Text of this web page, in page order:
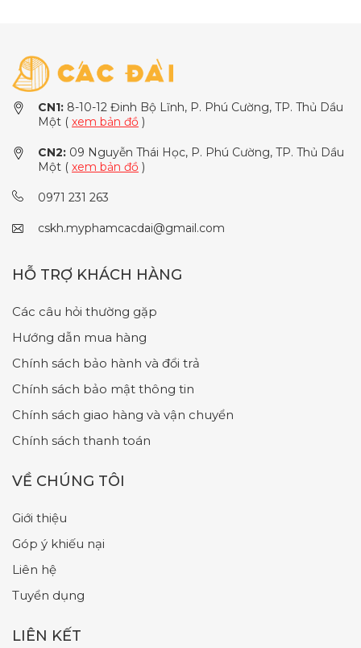
CN1: 8-10-12 Đinh Bộ Lĩnh, P. Phú Cường, TP. Thủ Dầu
Một ( xem bản đồ )
CN2: 09 Nguyễn Thái Học, P. Phú Cường, TP. Thủ Dầu
Một ( xem bản đồ )
0971 231 263
cskh.myphamcacdai@gmail.com
HỖ TRỢ KHÁCH HÀNG
Các câu hỏi thường gặp
Hướng dẫn mua hàng
Chính sách bảo hành và đổi trả
Chính sách bảo mật thông tin
Chính sách giao hàng và vận chuyển
Chính sách thanh toán
VỀ CHÚNG TÔI
Giới thiệu
Góp ý khiếu nại
Liên hệ
Tuyển dụng
LIÊN KẾT